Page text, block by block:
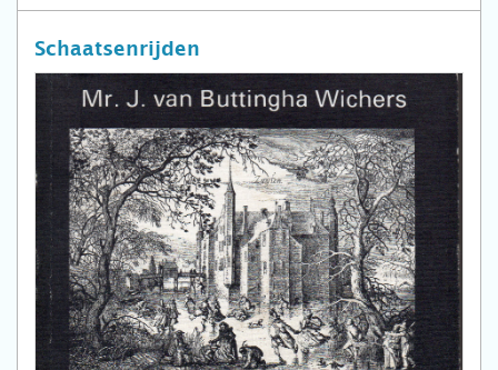
Schaatsenrijden